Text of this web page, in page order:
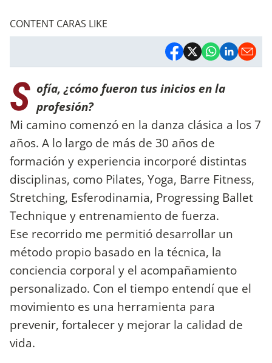
CONTENT CARAS LIKE
S ofía, ¿cómo fueron tus inicios en la
profesión?
Mi camino comenzó en la danza clásica a los 7
años. A lo largo de más de 30 años de
formación y experiencia incorporé distintas
disciplinas, como Pilates, Yoga, Barre Fitness,
Stretching, Esferodinamia, Progressing Ballet
Technique y entrenamiento de fuerza.
Ese recorrido me permitió desarrollar un
método propio basado en la técnica, la
conciencia corporal y el acompañamiento
personalizado. Con el tiempo entendí que el
movimiento es una herramienta para
prevenir, fortalecer y mejorar la calidad de
vida.